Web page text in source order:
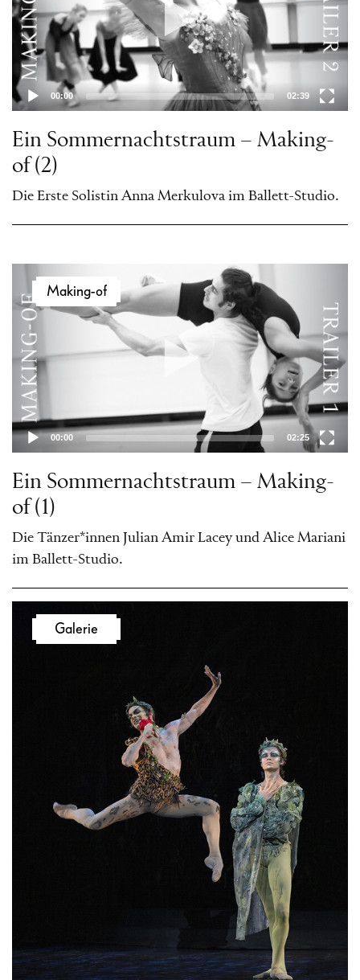
00:00 02:39
Ein Sommernachtstraum – Making-
of (2)
Die Erste Solistin Anna Merkulova im Ballett-Studio.
Video-
Player
00:00 02:25
Making-of
Ein Sommernachtstraum – Making-
of (1)
Die Tänzer*innen Julian Amir Lacey und Alice Mariani
im Ballett-Studio.
Galerie